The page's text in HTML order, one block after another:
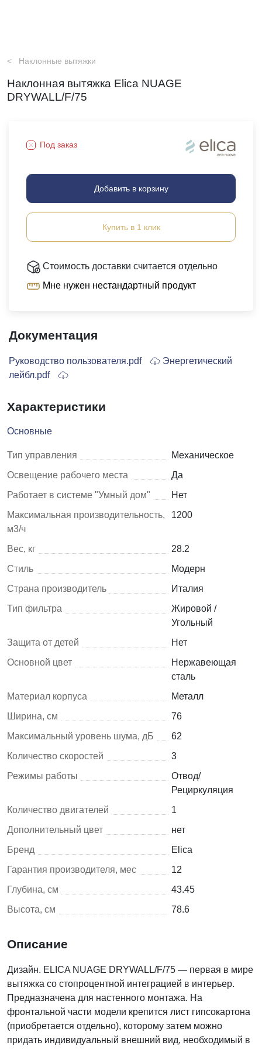
Наклонные вытяжки
Наклонная вытяжка Elica NUAGE
DRYWALL/F/75
Документация
Руководство пользователя.pdf
Энергетический
лейбл.pdf
Под заказ
Добавить в корзину
Купить в 1 клик
Стоимость доставки считается отдельно
Мне нужен нестандартный продукт
Характеристики
Основные
Тип управления
Механическое
Освещение рабочего места
Да
Работает в системе "Умный дом"
Нет
Максимальная производительность,
м3/ч
1200
Вес, кг
28.2
Стиль
Модерн
Страна производитель
Италия
Тип фильтра
Жировой /
Угольный
Защита от детей
Нет
Основной цвет
Нержавеющая
сталь
Материал корпуса
Металл
Ширина, см
76
Максимальный уровень шума, дБ
62
Количество скоростей
3
Режимы работы
Отвод/
Рециркуляция
Количество двигателей
1
Дополнительный цвет
нет
Бренд
Elica
Гарантия производителя, мес
12
Глубина, см
43.45
Высота, см
78.6
Описание
Дизайн. ELICA NUAGE DRYWALL/F/75 — первая в мире
вытяжка со стопроцентной интеграцией в интерьер.
Предназначена для настенного монтажа. На
фронтальной части модели крепится лист гипсокартона
(приобретается отдельно), которому затем можно
придать индивидуальный внешний вид, необходимый в